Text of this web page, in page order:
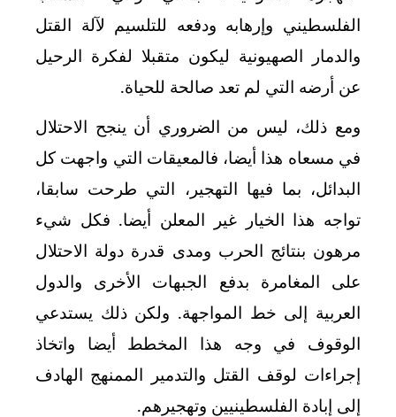
الفلسطيني وإرهابه ودفعه للتلسيم لآلة القتل
والدمار الصهيونية ليكون متقبلا لفكرة الرحيل
عن أرضه التي لم تعد صالحة للحياة.
ومع ذلك، ليس من الضروري أن ينجح الاحتلال
في مسعاه هذا أيضا، فالمعيقات التي واجهت كل
البدائل، بما فيها التهجير، التي طرحت سابقا،
تواجه هذا الخيار غير المعلن أيضا. فكل شيء
مرهون بنتائج الحرب ومدى قدرة دولة الاحتلال
على المغامرة بدفع الجبهات الأخرى والدول
العربية إلى خط المواجهة. ولكن ذلك يستدعي
الوقوف في وجه هذا المخطط أيضا واتخاذ
إجراءات لوقف القتل والتدمير الممنهج الهادف
إلى إبادة الفلسطينيين وتهجيرهم.